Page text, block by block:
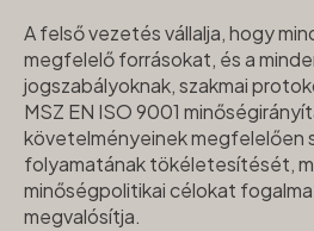
A felső vezetés vállalja, hogy
megfelelő forrásokat, és a
jogszabályoknak, szakmai
MSZ EN ISO 9001
követelményeinek megfelelően
folyamatának tökéletesítését,
minőségpolitikai célokat
megvalósítja.